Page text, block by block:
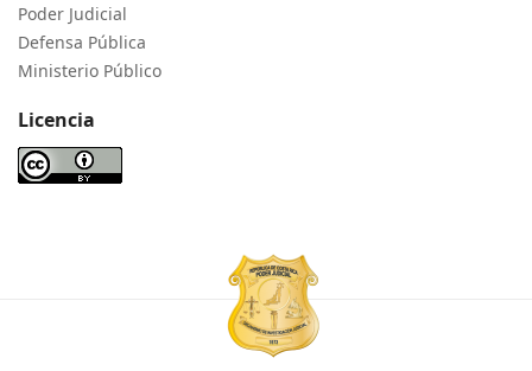
Poder Judicial
Defensa Pública
Ministerio Público
Licencia